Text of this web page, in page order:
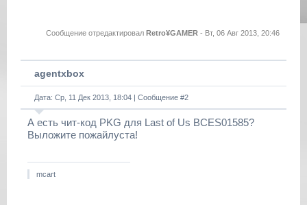
Сообщение отредактировал Retro¥GAMER - Вт, 06 Авг 2013, 20:46
agentxbox
Дата: Ср, 11 Дек 2013, 18:04 | Сообщение #2
А есть чит-код PKG для Last of Us BCES01585?
Выложите пожайлуста!
mcart